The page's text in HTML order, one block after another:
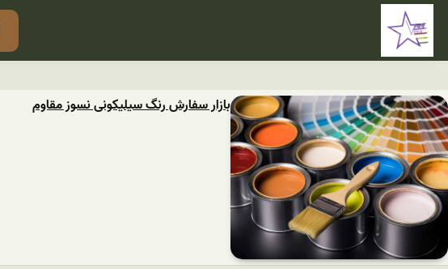
بازار سفارش رنگ سیلیکونی نسوز مقاوم